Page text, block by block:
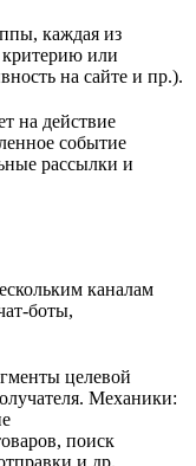
каждая из
критерию или
на сайте и пр.).
на действие
событие
рассылки и
каналам
боты,
целевой
Механики:
поиск
и др.